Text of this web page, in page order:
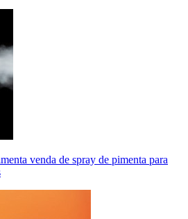
venda de spray de pimenta para